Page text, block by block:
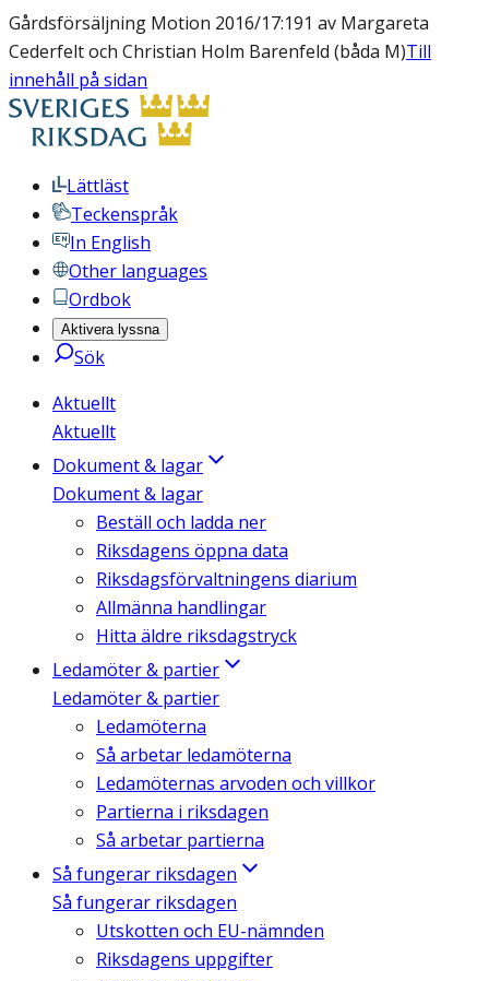
Gårdsförsäljning Motion 2016/17:191 av Margareta
Cederfelt och Christian Holm Barenfeld (båda M)Till
innehåll på sidan
Lättläst
Teckenspråk
In English
Other languages
Ordbok
Aktivera lyssna
Sök
Aktuellt
Aktuellt
Dokument & lagar
Dokument & lagar
Beställ och ladda ner
Riksdagens öppna data
Riksdagsförvaltningens diarium
Allmänna handlingar
Hitta äldre riksdagstryck
Ledamöter & partier
Ledamöter & partier
Ledamöterna
Så arbetar ledamöterna
Ledamöternas arvoden och villkor
Partierna i riksdagen
Så arbetar partierna
Så fungerar riksdagen
Så fungerar riksdagen
Utskotten och EU-nämnden
Riksdagens uppgifter